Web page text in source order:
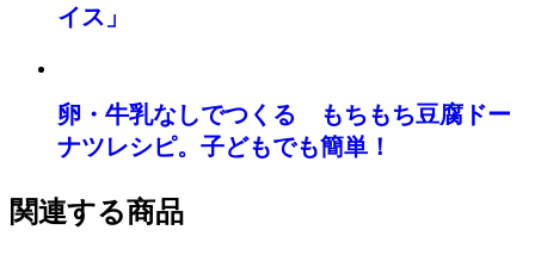
イス」
卵・牛乳なしでつくる もちもち豆腐ドー
ナツレシピ。子どもでも簡単！
関連する商品